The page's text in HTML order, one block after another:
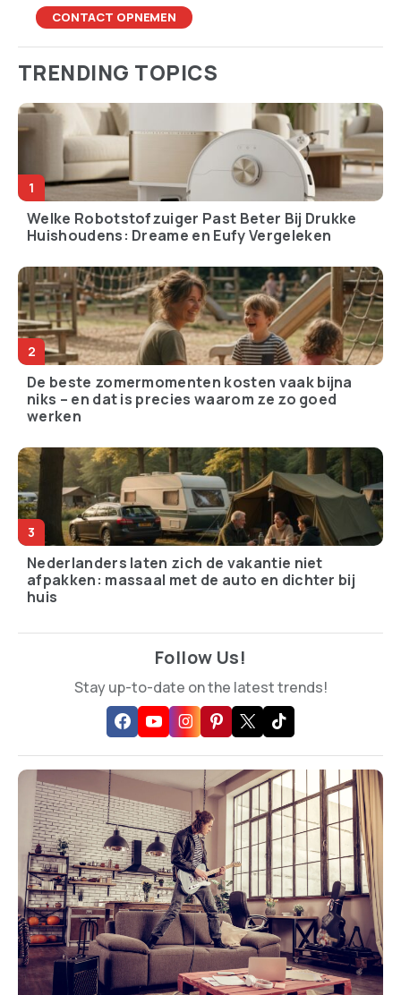
CONTACT OPNEMEN
TRENDING TOPICS
Welke Robotstofzuiger Past Beter Bij Drukke
Huishoudens: Dreame en Eufy Vergeleken
De beste zomermomenten kosten vaak bijna
niks – en dat is precies waarom ze zo goed
werken
Nederlanders laten zich de vakantie niet
afpakken: massaal met de auto en dichter bij
huis
Follow Us!
Stay up-to-date on the latest trends!